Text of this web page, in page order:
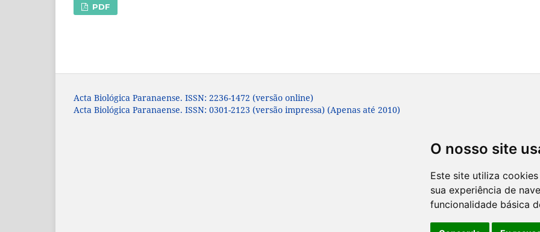
O nosso site
Este site utiliza
sua experiência de
funcionalidade básica
PDF
Acta Biológica Paranaense. ISSN: 2236-1472 (versão online)
Acta Biológica Paranaense. ISSN: 0301-2123 (versão impressa) (Apenas até 2010)